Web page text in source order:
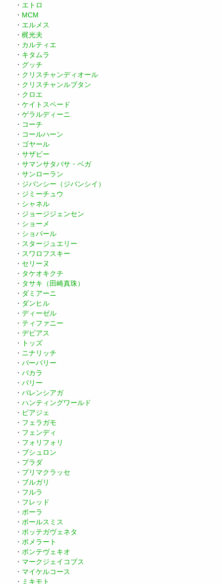
・ エトロ
・ MCM
・ エルメス
・ 梶光夫
・ カルティエ
・ キタムラ
・ グッチ
・ クリスチャンディオール
・ クリスチャンルブタン
・ クロエ
・ ケイトスペード
・ ゲラルディーニ
・ コーチ
・ コールハーン
・ ゴヤール
・ サザビー
・ サマンサタバサ・ベガ
・ サンローラン
・ ジバンシー（ジバンシイ）
・ ジミーチュウ
・ シャネル
・ ジョージジェンセン
・ ショーメ
・ ショパール
・ スタージュエリー
・ スワロフスキー
・ セリーヌ
・ タケオキクチ
・ タサキ（田崎真珠）
・ ダミアーニ
・ ダンヒル
・ ディーゼル
・ ティファニー
・ デビアス
・
トッズ
・ ニナリッチ
・ バーバリー
・ バカラ
・ バリー
・ バレンシアガ
・ ハンティングワールド
・ ピアジェ
・ フェラガモ
・ フェンディ
・ フォリフォリ
・ ブシュロン
・ プラダ
・ プリマクラッセ
・ ブルガリ
・ フルラ
・ フレッド
・ ポーラ
・ ポールスミス
・ ボッテガヴェネタ
・ ポメラート
・ ポンテヴェキオ
・ マークジェイコブス
・ マイケルコース
・ ミキモト